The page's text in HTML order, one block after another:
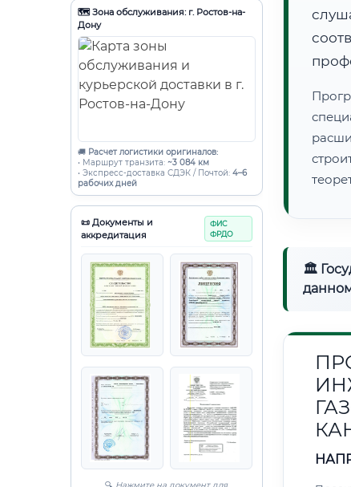
🗺️ Зона обслуживания: г. Ростов-на-
Дону
🚚 Расчет логистики оригиналов:
• Маршрут транзита: ~3 084 км
• Экспресс-доставка СДЭК / Почтой: 4–6
рабочих дней
📜 Документы и
аккредитация
ФИС
ФРДО
🔍 Нажмите на документ для
🏛